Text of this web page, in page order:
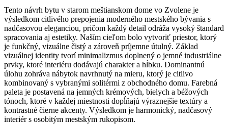
Tento návrh bytu v starom meštianskom dome vo Zvolene je
výsledkom citlivého prepojenia moderného mestského bývania s
nadčasovou eleganciou, pričom každý detail odráža vysoký štandard
spracovania aj estetiky. Naším cieľom bolo vytvoriť priestor, ktorý
je funkčný, vizuálne čistý a zároveň príjemne útulný. Základ
vizuálnej identity tvorí minimalizmus doplnený o jemné industriálne
prvky, ktoré interiéru dodávajú charakter a hĺbku. Dominantnú
úlohu zohráva nábytok navrhnutý na mieru, ktorý je citlivo
kombinovaný s vybranými solitérmi z obchodného domu. Farebná
paleta je postavená na jemných krémových, bielych a béžových
tónoch, ktoré v každej miestnosti dopĺňajú výraznejšie textúry a
kontrastné čierne akcenty. Výsledkom je harmonický, nadčasový
interiér s osobitým mestským rukopisom.